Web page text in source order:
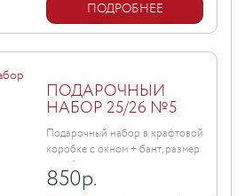
ПОДРОБНЕЕ
ПОДАРОЧНЫЙ
НАБОР 25/26 №5
Подарочный набор в крафтовой
коробке с окном + бант, размер
коробки ...
850р.